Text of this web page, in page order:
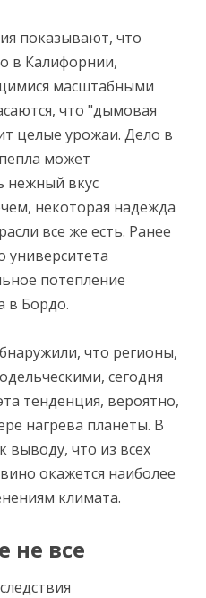
показывают, что
в Калифорнии,
масштабными
что "дымовая
целые урожаи. Дело в
может
нежный вкус
некоторая надежда
все же есть. Ранее
университета
потепление
в Бордо.
что регионы,
сегодня
тенденция, вероятно,
нагрева планеты. В
что из всех
окажется наиболее
климата.
не все